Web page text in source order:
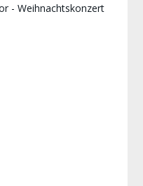
- Weihnachtskonzert